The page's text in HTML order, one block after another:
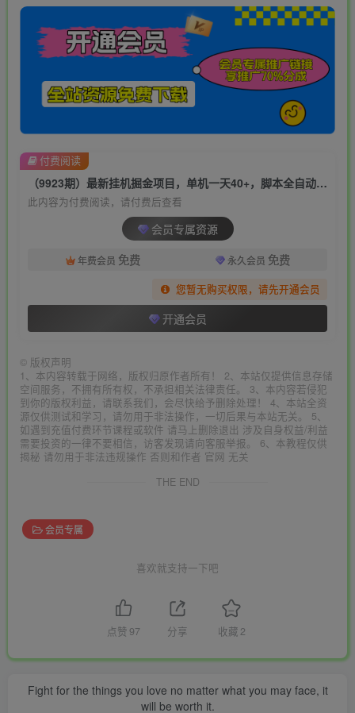
（9923期）最新挂机掘金项目，单机一天40+，脚本全自动运行，解放双手，可矩阵操作…
此内容为付费阅读，请付费后查看
会员专属资源
年费会员 免费 永久会员 免费
您暂无购买权限，请先开通会员
开通会员
付费阅读
© 版权声明
1、本内容转载于网络，版权归原作者所有！ 2、本站仅提供信息存储
空间服务，不拥有所有权，不承担相关法律责任。 3、本内容若侵犯
到你的版权利益，请联系我们，会尽快给予删除处理！ 4、本站全资
源仅供测试和学习，请勿用于非法操作，一切后果与本站无关。 5、
如遇到充值付费环节课程或软件 请马上删除退出 涉及自身权益/利益
需要投资的一律不要相信，访客发现请向客服举报。 6、本教程仅供
揭秘 请勿用于非法违规操作 否则和作者 官网 无关
THE END
会员专属
喜欢就支持一下吧
点赞 97 分享 收藏 2
Fight for the things you love no matter what you may face, it
will be worth it.